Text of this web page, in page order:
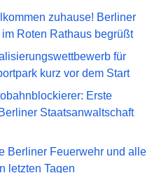
zuhause! Berliner
Roten Rathaus begrüßt
für
kurz vor dem Start
Erste
Staatsanwaltschaft
Berliner Feuerwehr und alle
letzten Tagen